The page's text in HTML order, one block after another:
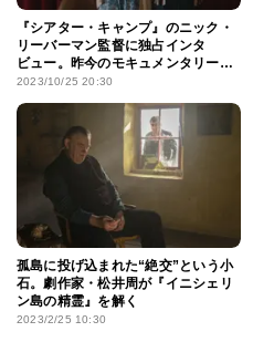
『シアター・キャンプ』のニック・
リーバーマン監督に独占インタ
ビュー。昨今のモキュメンタリー
ブームの理由とは？
2023/10/25 20:30
孤島に投げ込まれた“絶交”という小
石。劇作家・松井周が『イニシェリ
ン島の精霊』を解く
2023/2/25 10:30